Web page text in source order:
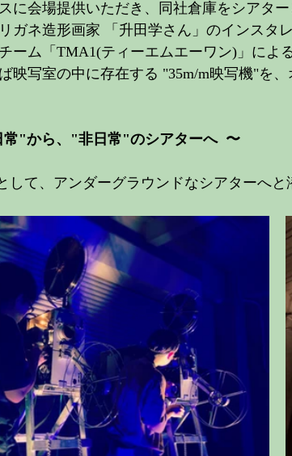
に会場提供いただき、同社倉庫をシアター
ガネ造形画家 「升田学さん」のインスタ
ーム「TMA1(ティーエムエーワン)」によ
映写室の中に存在する "35m/m映写機"を、
常"から、"非日常"のシアターへ  〜
して、アンダーグラウンドなシアターへと